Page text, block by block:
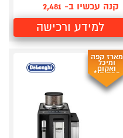
קנה עכשיו ב- 2,481
למידע ורכישה
מארז קפה
ומיכל
ואקום
במתנה!*